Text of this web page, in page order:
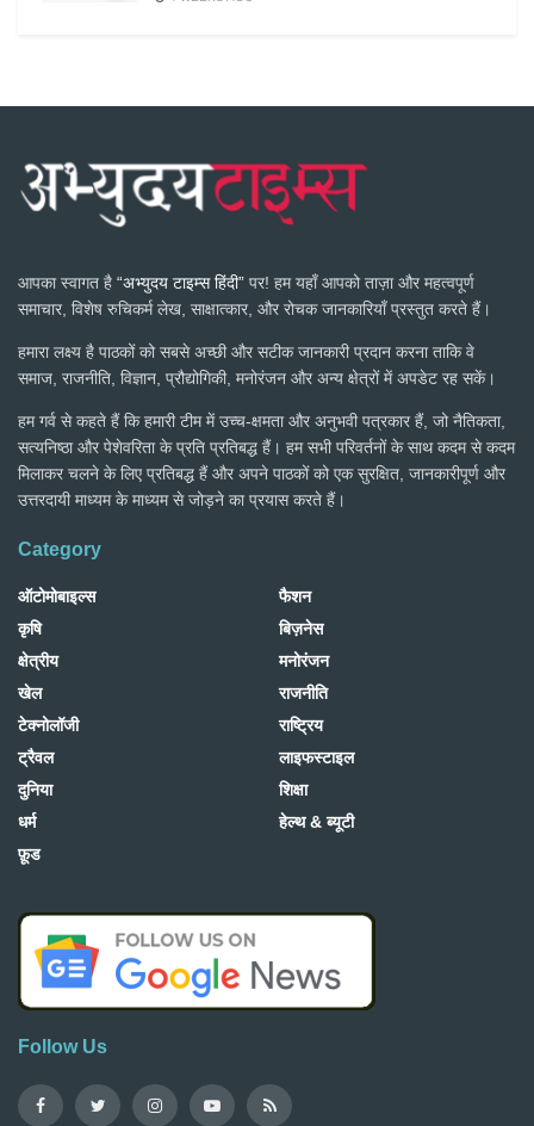
आपका स्वागत है “अभ्युदय टाइम्स हिंदी” पर! हम यहाँ आपको ताज़ा और महत्वपूर्ण
समाचार, विशेष रुचिकर्म लेख, साक्षात्कार, और रोचक जानकारियाँ प्रस्तुत करते हैं।
हमारा लक्ष्य है पाठकों को सबसे अच्छी और सटीक जानकारी प्रदान करना ताकि वे
समाज, राजनीति, विज्ञान, प्रौद्योगिकी, मनोरंजन और अन्य क्षेत्रों में अपडेट रह सकें।
हम गर्व से कहते हैं कि हमारी टीम में उच्च-क्षमता और अनुभवी पत्रकार हैं, जो नैतिकता,
सत्यनिष्ठा और पेशेवरिता के प्रति प्रतिबद्ध हैं। हम सभी परिवर्तनों के साथ कदम से कदम
मिलाकर चलने के लिए प्रतिबद्ध हैं और अपने पाठकों को एक सुरक्षित, जानकारीपूर्ण और
उत्तरदायी माध्यम के माध्यम से जोड़ने का प्रयास करते हैं।
Category
ऑटोमोबाइल्स
कृषि
क्षेत्रीय
खेल
टेक्नोलॉजी
ट्रैवल
दुनिया
धर्म
फ़ूड
फैशन
बिज़नेस
मनोरंजन
राजनीति
राष्ट्रिय
लाइफस्टाइल
शिक्षा
हेल्थ & ब्यूटी
Follow Us